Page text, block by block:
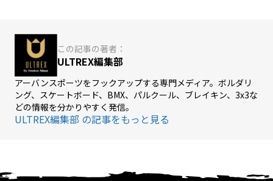
この記事の著者：
ULTREX編集部
アーバンスポーツをフックアップする専門メディア。ボルダリ
ング、スケートボード、BMX、パルクール、ブレイキン、3x3な
どの情報を分かりやすく発信。
ULTREX編集部 の記事をもっと見る